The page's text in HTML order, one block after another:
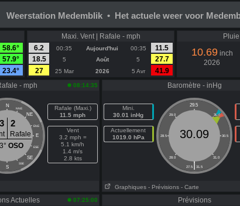
Weerstation Medemblik • Het actuele weer voor
58.6°
57.9°
23.4°
Maxi. Vent | Rafale - mph
6.2
00:35 Aujourd'hui 00:35
11.5
18.5
5 Août 5
27.7
27
25 Mar 2026 5 Avr 41.9
10.69inch
2026
- mph 08:14:35
N NNE
NE
ENE
E
ESE
SE
SSE
S
3 2
Rafale
OSO
Rafale (Maxi.)
11.5 mph
Vent
3.2 mph =
5.1 km/h
1.4 m/s
2.8 kts
Baromètre - inHg
Mini.
30.01 inHg
Actuellement
1019.0 hPa
29.5
29.0 30.0
28.5 30.5
28.0 31.0
|
27.5 31.5
30.09
Graphiques - Prévisions - Carte
Actuelles 07:25:00 Prévisions